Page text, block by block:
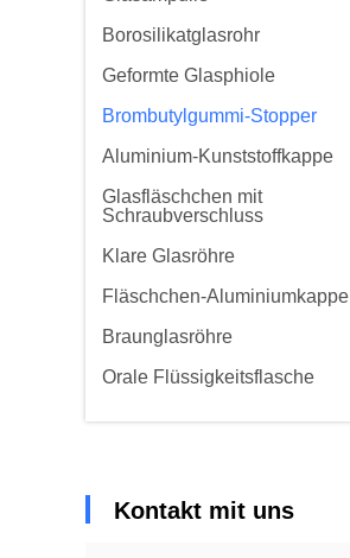
Borosilikatglasrohr
Geformte Glasphiole
Brombutylgummi-Stopper
Aluminium-Kunststoffkappe
Glasfläschchen mit
Schraubverschluss
Klare Glasröhre
Fläschchen-Aluminiumkappe
Braunglasröhre
Orale Flüssigkeitsflasche
Kontakt mit uns